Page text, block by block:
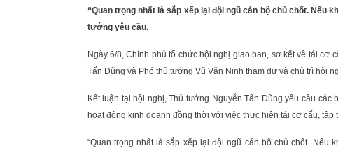
“Quan trọng nhất là sắp xếp lại đội ngũ cán bộ chủ chốt.
tướng yêu cầu.
Ngày 6/8, Chính phủ tổ chức hội nghị giao ban, sơ kết về tái
Tấn Dũng và Phó thủ tướng Vũ Văn Ninh tham dự và chủ trì hội
Kết luận tại hội nghị, Thủ tướng Nguyễn Tấn Dũng yêu cầu
hoạt động kinh doanh đồng thời với việc thực hiện tái cơ cấu,
“Quan trọng nhất là sắp xếp lại đội ngũ cán bộ chủ chốt. Nếu